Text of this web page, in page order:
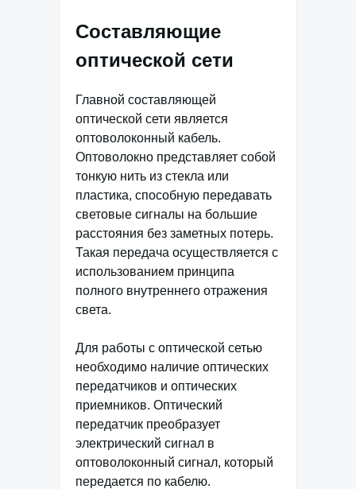
Составляющие
оптической сети
Главной составляющей
оптической сети является
оптоволоконный кабель.
Оптоволокно представляет собой
тонкую нить из стекла или
пластика, способную передавать
световые сигналы на большие
расстояния без заметных потерь.
Такая передача осуществляется с
использованием принципа
полного внутреннего отражения
света.
Для работы с оптической сетью
необходимо наличие оптических
передатчиков и оптических
приемников. Оптический
передатчик преобразует
электрический сигнал в
оптоволоконный сигнал, который
передается по кабелю.